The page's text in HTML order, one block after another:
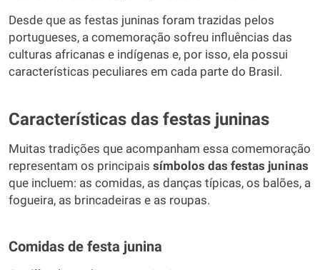
Desde que as festas juninas foram trazidas pelos
portugueses, a comemoração sofreu influências das
culturas africanas e indígenas e, por isso, ela possui
características peculiares em cada parte do Brasil.
Características das festas juninas
Muitas tradições que acompanham essa comemoração
representam os principais símbolos das festas juninas
que incluem: as comidas, as danças típicas, os balões, a
fogueira, as brincadeiras e as roupas.
Comidas de festa junina